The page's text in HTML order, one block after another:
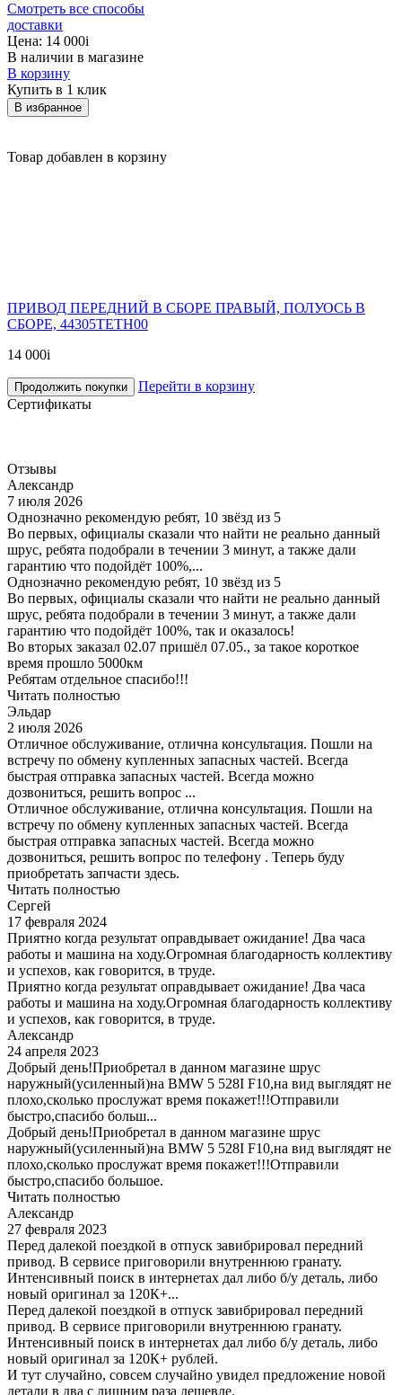
Смотреть все способы
доставки
Цена: 14 000i
В наличии в магазине
В корзину
Купить в 1 клик
В избранное
Товар добавлен в корзину
ПРИВОД ПЕРЕДНИЙ В СБОРЕ ПРАВЫЙ, ПОЛУОСЬ В
СБОРЕ, 44305TETH00
14 000i
Продолжить покупки
Перейти в корзину
Сертификаты
Отзывы
Александр
7 июля 2026
Однозначно рекомендую ребят, 10 звёзд из 5
Во первых, официалы сказали что найти не реально данный
шрус, ребята подобрали в течении 3 минут, а также дали
гарантию что подойдёт 100%,...
Однозначно рекомендую ребят, 10 звёзд из 5
Во первых, официалы сказали что найти не реально данный
шрус, ребята подобрали в течении 3 минут, а также дали
гарантию что подойдёт 100%, так и оказалось!
Во вторых заказал 02.07 пришёл 07.05., за такое короткое
время прошло 5000км
Ребятам отдельное спасибо!!!
Читать полностью
Эльдар
2 июля 2026
Отличное обслуживание, отлична консультация. Пошли на
встречу по обмену купленных запасных частей. Всегда
быстрая отправка запасных частей. Всегда можно
дозвониться, решить вопрос ...
Отличное обслуживание, отлична консультация. Пошли на
встречу по обмену купленных запасных частей. Всегда
быстрая отправка запасных частей. Всегда можно
дозвониться, решить вопрос по телефону . Теперь буду
приобретать запчасти здесь.
Читать полностью
Сергей
17 февраля 2024
Приятно когда результат оправдывает ожидание! Два часа
работы и машина на ходу.Огромная благодарность коллективу
и успехов, как говорится, в труде.
Приятно когда результат оправдывает ожидание! Два часа
работы и машина на ходу.Огромная благодарность коллективу
и успехов, как говорится, в труде.
Александр
24 апреля 2023
Добрый день!Приобретал в данном магазине шрус
наружный(усиленный)на BMW 5 528I F10,на вид выглядят не
плохо,сколько прослужат время покажет!!!Отправили
быстро,спасибо больш...
Добрый день!Приобретал в данном магазине шрус
наружный(усиленный)на BMW 5 528I F10,на вид выглядят не
плохо,сколько прослужат время покажет!!!Отправили
быстро,спасибо большое.
Читать полностью
Александр
27 февраля 2023
Перед далекой поездкой в отпуск завибрировал передний
привод. В сервисе приговорили внутреннюю гранату.
Интенсивный поиск в интернетах дал либо б/у деталь, либо
новый оригинал за 120К+...
Перед далекой поездкой в отпуск завибрировал передний
привод. В сервисе приговорили внутреннюю гранату.
Интенсивный поиск в интернетах дал либо б/у деталь, либо
новый оригинал за 120К+ рублей.
И тут случайно, совсем случайно увидел предложение новой
детали в два с лишним раза дешевле.